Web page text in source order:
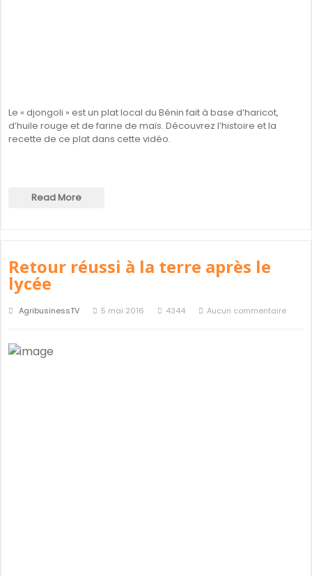
Le « djongoli » est un plat local du Bénin fait à base d’haricot,
d’huile rouge et de farine de maïs. Découvrez l’histoire et la
recette de ce plat dans cette vidéo.
Read More
Retour réussi à la terre après le
lycée
AgribusinessTV 5 mai 2016 4344 Aucun commentaire